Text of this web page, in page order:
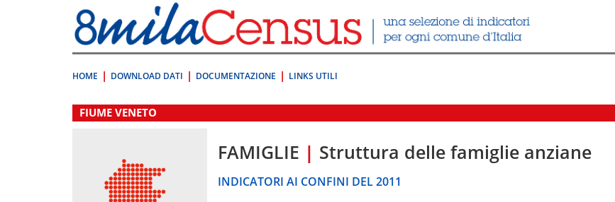
direttamente
a:
Contenuto
HOME DOWNLOAD DATI DOCUMENTAZIONE LINKS UTILI
.
FIUME VENETO
FAMIGLIE | Struttura delle famiglie anziane
INDICATORI AI CONFINI DEL 2011